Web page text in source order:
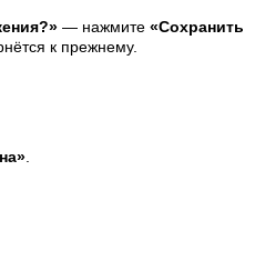
— нажмите «Сохранить
к прежнему.
.